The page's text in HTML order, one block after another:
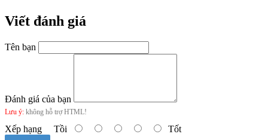
Viết đánh giá
Tên bạn
Đánh giá của bạn
Lưu ý: không hỗ trợ HTML!
Xếp hạng Tồi Tốt